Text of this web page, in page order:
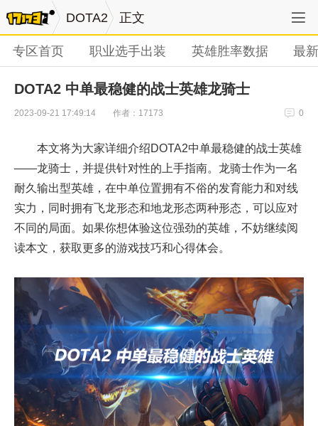
DOTA2 正文
专区首页 职业选手出装 英雄胜率数据 最
DOTA2 中单最稳健的战士英雄龙骑士
2023-09-21 17:49:14 作者：17173 0
本文将为大家详细介绍DOTA2中单最稳健的战士英雄
——龙骑士，并提供针对性的上手指南。龙骑士作为一名
耐久输出型英雄，在中单位置拥有不俗的发育能力和对线
实力，同时拥有飞龙形态和地龙形态两种形态，可以应对
不同的局面。如果你想体验这位强劲的英雄，不妨继续阅
读本文，获取更多的游戏技巧和心得体会。